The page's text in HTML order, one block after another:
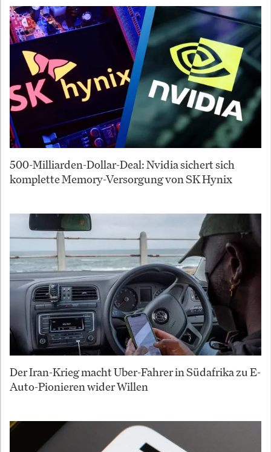
500-Milliarden-Dollar-Deal: Nvidia sichert sich
komplette Memory-Versorgung von SK Hynix
Der Iran-Krieg macht Uber-Fahrer in Südafrika zu E-
Auto-Pionieren wider Willen